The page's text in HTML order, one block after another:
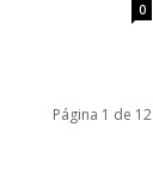
0
Página 1 de 12